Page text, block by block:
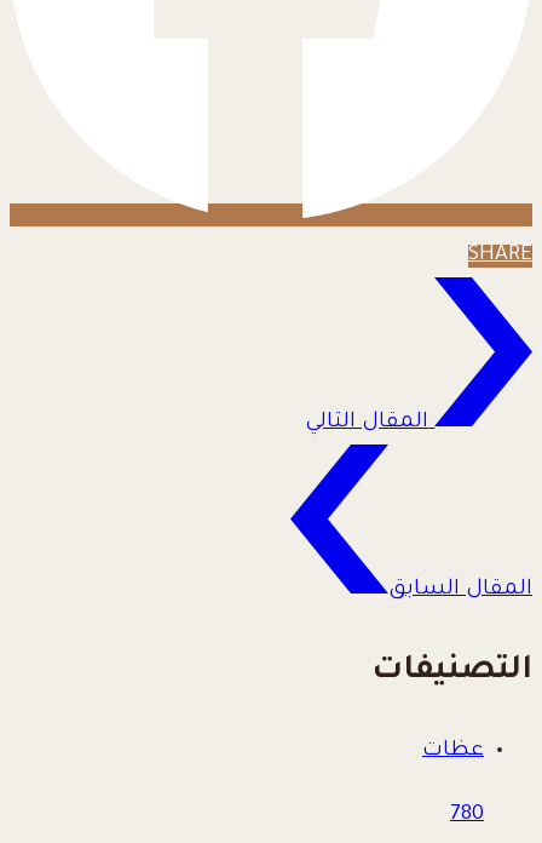
SHARE
المقال التالي
المقال السابق
التصنيفات
عظات
780